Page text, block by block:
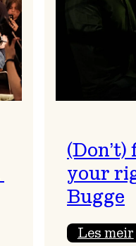
your
Bugge
Les meir: